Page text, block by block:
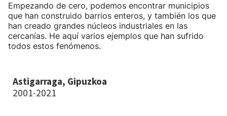
Empezando de cero, podemos encontrar municipios
que han construido barrios enteros, y también los que
han creado grandes núcleos industriales en las
cercanías. He aquí varios ejemplos que han sufrido
todos estos fenómenos.